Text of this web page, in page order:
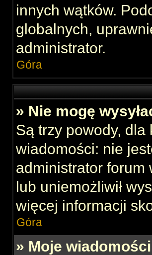
innych wątków.
globalnych,
administrator.
Góra
» Nie mogę
Są trzy powody, dla
wiadomości: nie
administrator forum
lub uniemożliwił
więcej informacji
Góra
» Moje